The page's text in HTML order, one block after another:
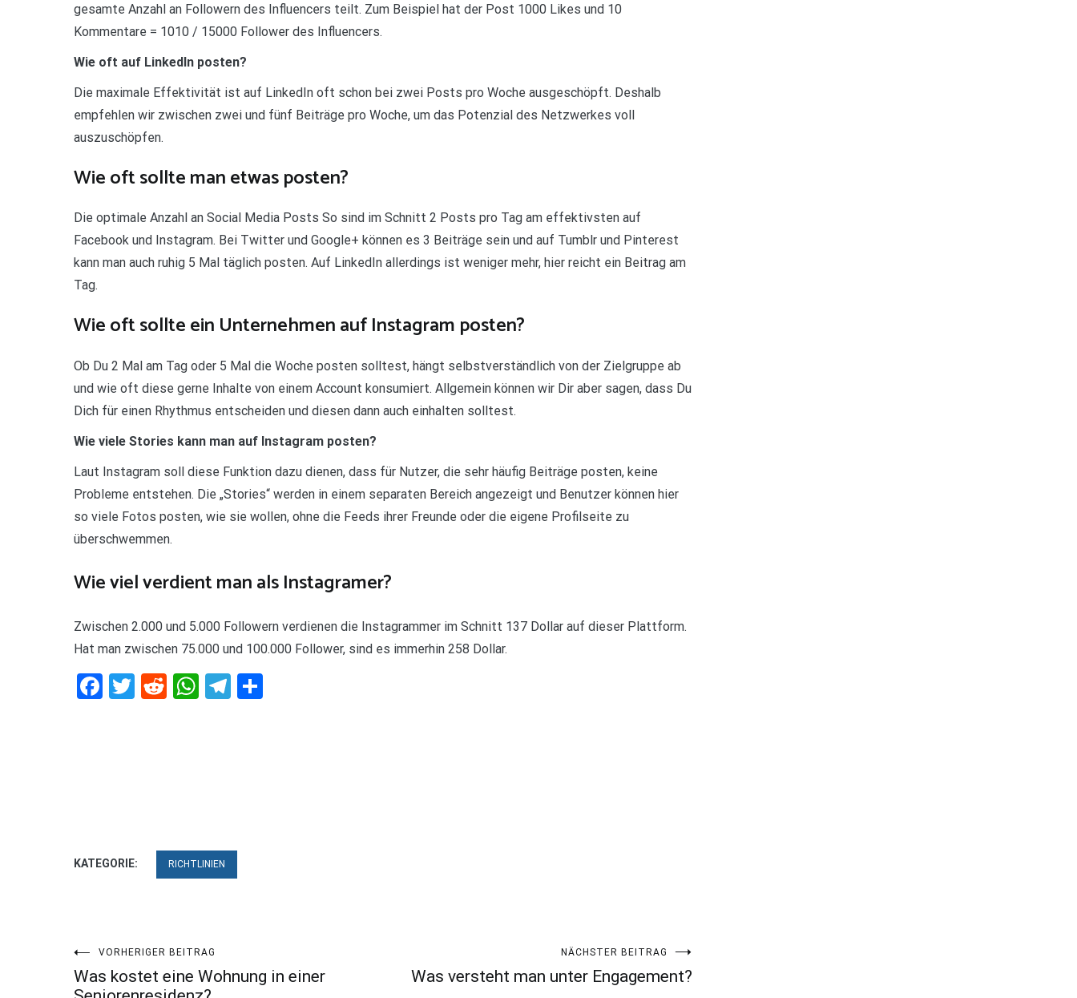
gesamte Anzahl an Followern des Influencers teilt. Zum Beispiel hat der Post 1000 Likes und 10
Kommentare = 1010 / 15000 Follower des Influencers.
Wie oft auf LinkedIn posten?
Die maximale Effektivität ist auf LinkedIn oft schon bei zwei Posts pro Woche ausgeschöpft. Deshalb
empfehlen wir zwischen zwei und fünf Beiträge pro Woche, um das Potenzial des Netzwerkes voll
auszuschöpfen.
Wie oft sollte man etwas posten?
Die optimale Anzahl an Social Media Posts So sind im Schnitt 2 Posts pro Tag am effektivsten auf
Facebook und Instagram. Bei Twitter und Google+ können es 3 Beiträge sein und auf Tumblr und Pinterest
kann man auch ruhig 5 Mal täglich posten. Auf LinkedIn allerdings ist weniger mehr, hier reicht ein Beitrag am
Tag.
Wie oft sollte ein Unternehmen auf Instagram posten?
Ob Du 2 Mal am Tag oder 5 Mal die Woche posten solltest, hängt selbstverständlich von der Zielgruppe ab
und wie oft diese gerne Inhalte von einem Account konsumiert. Allgemein können wir Dir aber sagen, dass Du
Dich für einen Rhythmus entscheiden und diesen dann auch einhalten solltest.
Wie viele Stories kann man auf Instagram posten?
Laut Instagram soll diese Funktion dazu dienen, dass für Nutzer, die sehr häufig Beiträge posten, keine
Probleme entstehen. Die „Stories“ werden in einem separaten Bereich angezeigt und Benutzer können hier
so viele Fotos posten, wie sie wollen, ohne die Feeds ihrer Freunde oder die eigene Profilseite zu
überschwemmen.
Wie viel verdient man als Instagramer?
Zwischen 2.000 und 5.000 Followern verdienen die Instagrammer im Schnitt 137 Dollar auf dieser Plattform.
Hat man zwischen 75.000 und 100.000 Follower, sind es immerhin 258 Dollar.
Facebook
Twitter
RedditWhatsApp
Telegram
KATEGORIE: RICHTLINIEN
Beitragsnavigation
VORHERIGER BEITRAG
Was kostet eine Wohnung in einer
NÄCHSTER BEITRAG
Was versteht man unter Engagement?